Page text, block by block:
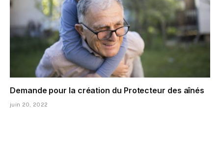
Demande pour la création du Protecteur des aînés
juin 20, 2022